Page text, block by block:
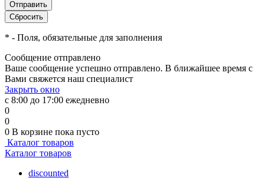
* - Поля, обязательные для заполнения
Сообщение отправлено
Ваше сообщение успешно отправлено. В ближайшее время с
Вами свяжется наш специалист
Закрыть окно
с 8:00 до 17:00 ежедневно
0
0
0 В корзине пока пусто
Каталог товаров
Каталог товаров
discounted